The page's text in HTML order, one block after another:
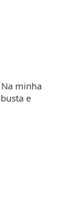
minha
e